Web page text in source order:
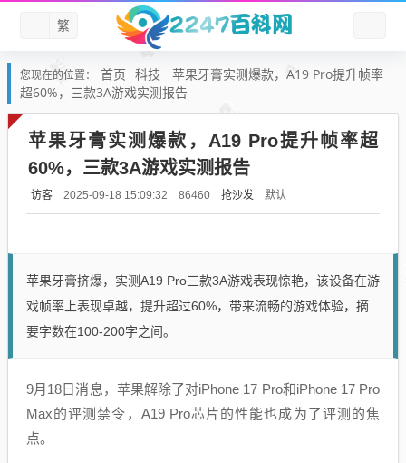
繁
您现在的位置： 首页 科技
苹果牙膏实测爆款，A19 Pro提升帧率
超60%，三款3A游戏实测报告
苹果牙膏实测爆款，A19 Pro提升帧率超
60%，三款3A游戏实测报告
访客 2025-09-18 15:09:32 86460 抢沙发 默认
苹果牙膏挤爆，实测A19 Pro三款3A游戏表现惊艳，该设备在游
戏帧率上表现卓越，提升超过60%，带来流畅的游戏体验，摘
要字数在100-200字之间。
9月18日消息，苹果解除了对iPhone 17 Pro和iPhone 17 Pro
Max的评测禁令，A19 Pro芯片的性能也成为了评测的焦
点。